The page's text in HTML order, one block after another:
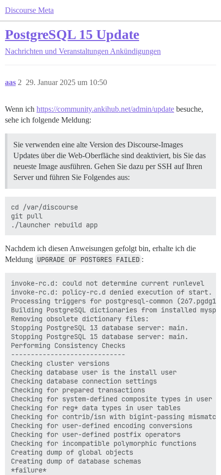
Discourse Meta
PostgreSQL 15 Update
Nachrichten und Veranstaltungen Ankündigungen
aas 29. Januar 2025 um 10:50
2
Wenn ich https://community.ankihub.net/admin/update besuche,
sehe ich folgende Meldung:
Sie verwenden eine alte Version des Discourse-Images
Updates über die Web-Oberfläche sind deaktiviert, bis Sie das
neueste Image ausführen. Gehen Sie dazu per SSH auf Ihren
Server und führen Sie Folgendes aus:
cd /var/discourse
git pull
Nachdem ich diesen Anweisungen gefolgt bin, erhalte ich die
Meldung UPGRADE OF POSTGRES FAILED :
invoke-rc.d: could not determine current runlevel
invoke-rc.d: policy-rc.d denied execution of start.
Processing triggers for postgresql-common
Building PostgreSQL dictionaries from installed
Removing obsolete dictionary files:
Stopping PostgreSQL 13 database server: main.
Stopping PostgreSQL 15 database server: main.
Performing Consistency Checks
-----------------------------
Checking cluster versions
Checking database user is the install user
Checking database connection settings
Checking for prepared transactions
Checking for system-defined composite types in user
Checking for reg* data types in user tables
Checking for contrib/isn with bigint-passing
Checking for user-defined encoding conversions
Checking for user-defined postfix operators
Checking for incompatible polymorphic functions
Creating dump of global objects
Creating dump of database schemas
*failure*